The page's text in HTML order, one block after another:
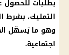
بطلبات للحصول
التمليك، بشرط
وهو ما يُسهّل
اجتماعية.